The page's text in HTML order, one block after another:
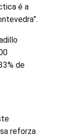
é a
de
reforza